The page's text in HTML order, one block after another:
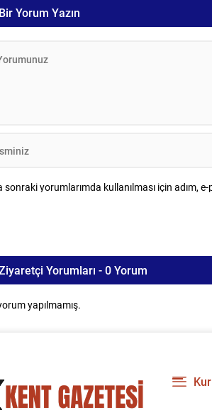
Bir Yorum Yazın
sonraki yorumlarımda kullanılması için adım,
Yorumları - 0 Yorum
yapılmamış.